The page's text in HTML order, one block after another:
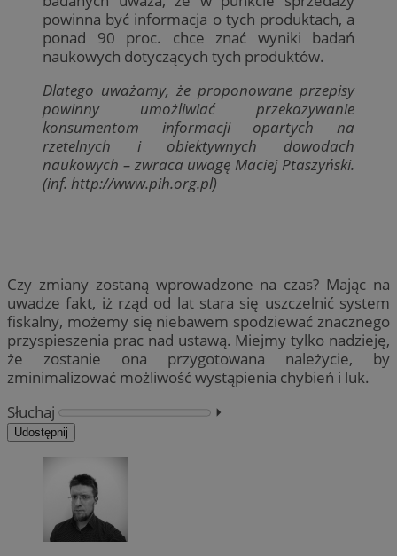
powinna być informacja o tych produktach, a
ponad 90 proc. chce znać wyniki badań
naukowych dotyczących tych produktów.
Dlatego uważamy, że proponowane przepisy
powinny umożliwiać przekazywanie
konsumentom informacji opartych na
rzetelnych i obiektywnych dowodach
naukowych – zwraca uwagę Maciej Ptaszyński.
(inf. http://www.pih.org.pl)
Czy zmiany zostaną wprowadzone na czas? Mając na
uwadze fakt, iż rząd od lat stara się uszczelnić system
fiskalny, możemy się niebawem spodziewać znacznego
przyspieszenia prac nad ustawą. Miejmy tylko nadzieję,
że zostanie ona przygotowana należycie, by
zminimalizować możliwość wystąpienia chybień i luk.
Słuchaj
⏵︎
Udostępnij